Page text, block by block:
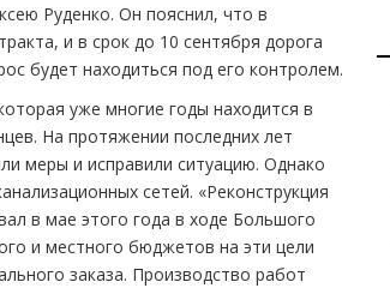
Руденко. Он пояснил, что в
и в срок до 10 сентября дорога
будет находиться под его контролем.
уже многие годы находится в
На протяжении последних лет
меры и исправили ситуацию. Однако
сетей. «Реконструкция
в мае этого года в ходе Большого
и местного бюджетов на эти цели
заказа. Производство работ